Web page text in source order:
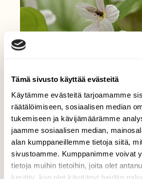
Tämä sivusto käyttää evästeitä
Käytämme evästeitä tarjoamamme
räätälöimiseen, sosiaalisen median
tukemiseen ja kävijämäärämme
jaamme sosiaalisen median,
alan kumppaneillemme tietoja siitä,
sivustoamme. Kumppanimme voivat
tietoja muihin tietoihin, joita olet
kerätty, kun olet käyttänyt heidän